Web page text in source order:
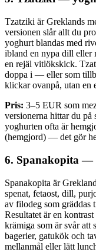
Tzatziki är Greklands
versionen slår allt du
yoghurt blandas med
ibland en nypa dill eller
en rejäl vitlökskick.
doppa i — eller som
klickar ovanpå, utan en
Pris: 3–5 EUR som
versionerna hittar du på
yoghurten ofta är
(hemgjord) — det gör
6. Spanakopita —
Spanakopita är
spenat, fetaost, dill,
av filodeg som gräddas
Resultatet är en
krämiga som är svår att
bagerier, gatukök och
mellanmål eller lätt